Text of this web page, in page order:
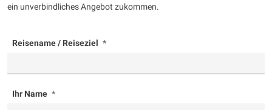
ein unverbindliches Angebot zukommen.
Reisename / Reiseziel
Ihr Name